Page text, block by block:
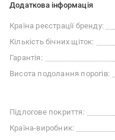
Додаткова інформація
Країна реєстрації бренду:
Кількість бічних щіток:
Гарантія:
Висота подолання порогів:
Підлогове покриття:
Країна-виробник: